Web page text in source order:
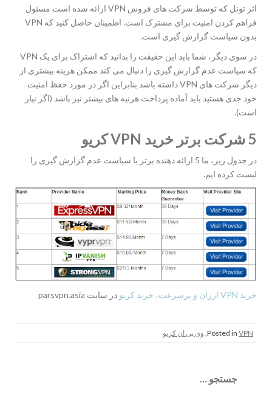
اثر تونل که توسط شرکت های فروش VPN ارائه شده است مسئول
فراهم کردن امنیت برای مشترک است. اطمینان حاصل کنید که VPN
بدون سیاست گزارش گیری است.
در سوی دیگر، شما باید این حقیقت را بدانید که اشتراک برای یک VPN
که سیاست عدم گزارش گیری را دنبال می کند ممکن هزینه بیشتری از
دیگر شرکت های VPN داشته باشد بنابراین اگر در مورد حفظ امنیت
خود جدی هستید باید آماده پرداخت هزنیه های بیشتر نیز باشد (اگر نیاز
است).
5 شرکت برتر خرید VPN کریو
در جدول زیر، ما 5 ارائه دهنده برتر با سیاست عدم گزارش گیری را
لیست کرده ایم.
خرید VPN ارزان و پرسرعت، خرید کریو در سایت parsvpn.asia
Posted in VPN وی پی ان کریو
برای: